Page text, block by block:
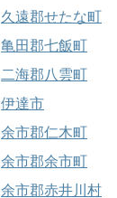
久遠郡せたな町
亀田郡七飯町
二海郡八雲町
伊達市
余市郡仁木町
余市郡余市町
余市郡赤井川村